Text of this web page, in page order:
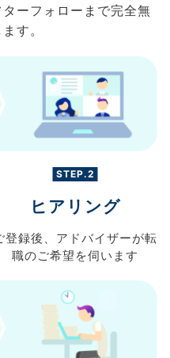
ーフォローまで完全無
す。
STEP.2
ヒアリング
登録後、 アドバイザーが転
職のご希望を伺います